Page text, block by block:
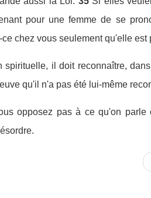
pour une femme de se
chez vous seulement qu'elle est
il doit reconnaître,
qu'il n'a pas été lui-même
opposez pas à ce qu'on parle